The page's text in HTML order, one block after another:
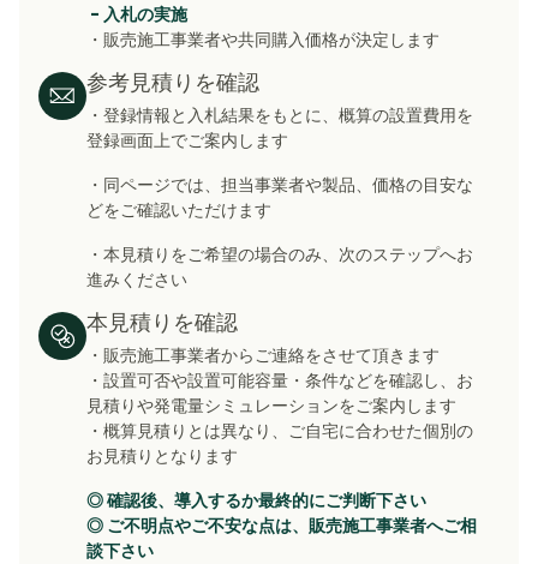
- 入札の実施
・販売施工事業者や共同購入価格が決定します
参考見積りを確認
・登録情報と入札結果をもとに、概算の設置費用を
登録画面上でご案内します
・同ページでは、担当事業者や製品、価格の目安な
どをご確認いただけます
・本見積りをご希望の場合のみ、次のステップへお
進みください
本見積りを確認
・販売施工事業者からご連絡をさせて頂きます
・設置可否や設置可能容量・条件などを確認し、お
見積りや発電量シミュレーションをご案内します
・概算見積りとは異なり、ご自宅に合わせた個別の
お見積りとなります
◎ 確認後、導入するか最終的にご判断下さい
◎ ご不明点やご不安な点は、販売施工事業者へご相
談下さい